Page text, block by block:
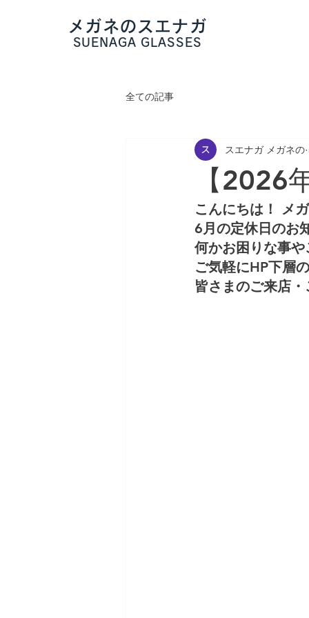
メガネのスエナガ
SUENAGA GLASSES
お店の紹介
全ての記事
【2026
スエナガ メガネの
こんにちは！ メ
6月の定休日のお
何かお困りな事
ご気軽にHP下層
皆さまのご来店